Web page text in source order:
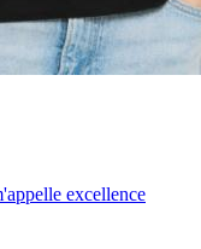
excellence